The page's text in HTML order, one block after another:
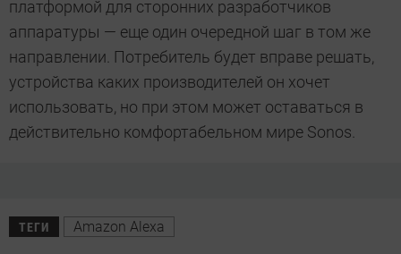
платформой для сторонних разработчиков
аппаратуры — еще один очередной шаг в том же
направлении. Потребитель будет вправе решать,
устройства каких производителей он хочет
использовать, но при этом может оставаться в
действительно комфортабельном мире Sonos.
ТЕГИ Amazon Alexa